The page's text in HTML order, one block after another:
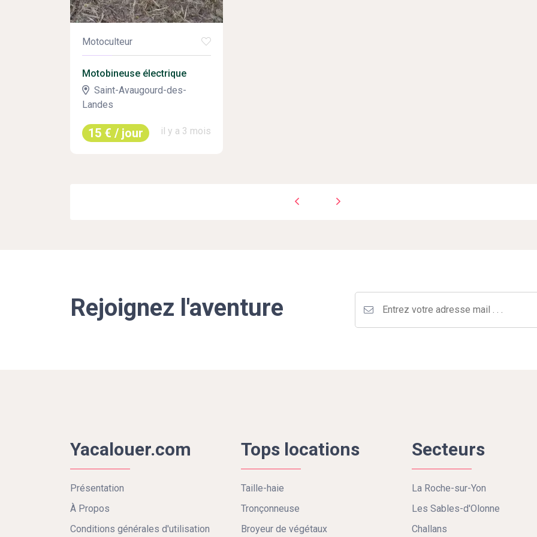
Motoculteur
Motobineuse électrique
Saint-Avaugourd-des-
Landes
15 € / jour il y a 3 mois
Rejoignez l'aventure
Yacalouer.com
Présentation
À Propos
Conditions générales d'utilisation
Tops locations
Taille-haie
Tronçonneuse
Broyeur de végétaux
Secteurs
La Roche-sur-Yon
Les Sables-d'Olonne
Challans